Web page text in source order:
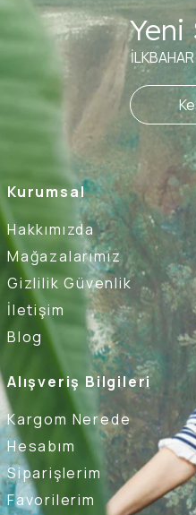
Kurumsal
Hakkımızda
Mağazalarımız
Gizlilik Güvenlik
İletişim
Blog
Alışveriş Bilgileri
Kargom Nerede
Hesabım
Siparişlerim
Favorilerim
Yeni